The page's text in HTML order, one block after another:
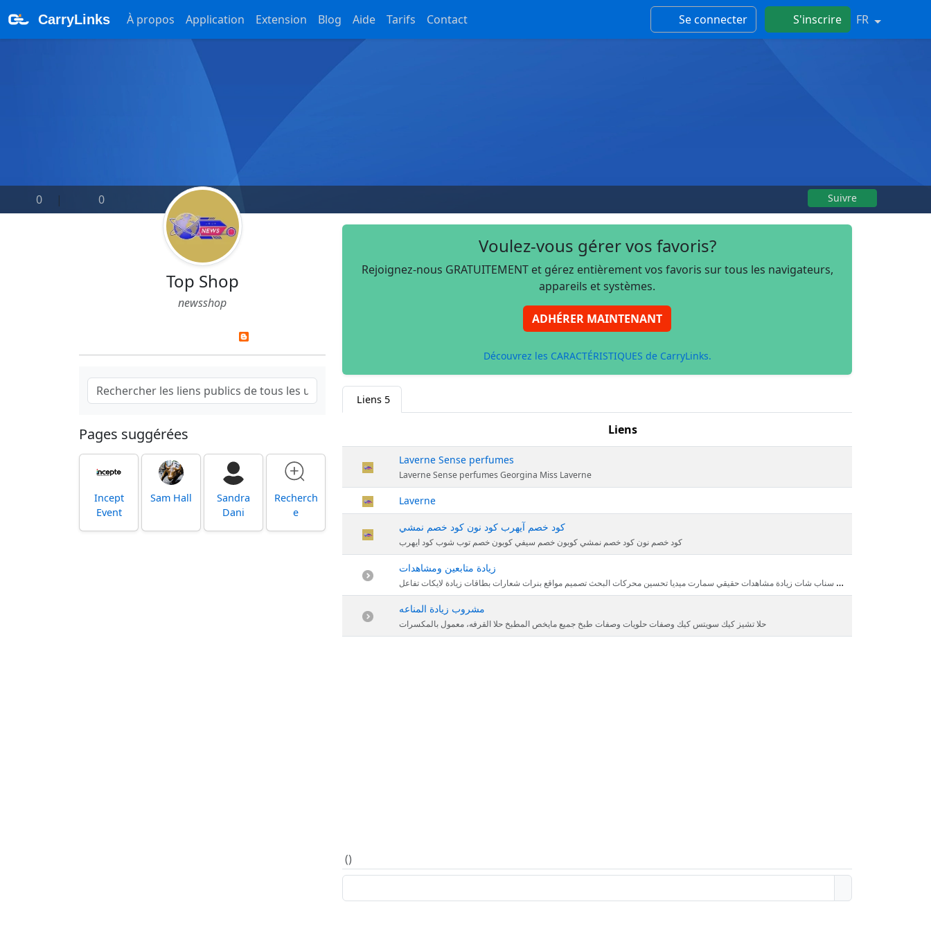
CarryLinks À propos Application Extension Blog Aide Tarifs Contact Se connecter S'inscrire FR
0 | 0 Suivre
Top Shop
newsshop
Pages suggérées
Incept
Event
Sam Hall
Sandra
Dani
Recherch
e
Voulez-vous gérer vos favoris?
Rejoignez-nous GRATUITEMENT et gérez entièrement vos favoris sur tous les navigateurs,
appareils et systèmes.
ADHÉRER MAINTENANT
Découvrez les CARACTÉRISTIQUES de CarryLinks.
Liens 5
Liens
Laverne Sense perfumes
Laverne Sense perfumes Georgina Miss Laverne
Laverne
كود خصم آيهرب كود نون كود خصم نمشي
كود خصم نون كود خصم نمشي كوبون خصم سيفي كوبون خصم توب شوب كود ايهرب
زيادة متابعين ومشاهدات
زيادة متابعين تيك توك أنستغرام فيس بوك يوتيوب سناب شات زيادة مشاهدات حقيقي سمارت ميديا تحسين محركات البحث تصميم مواقع بنرات شعارات بطاقات زيادة لايكات تفاعل
مشروب زيادة المناعه
حلا تشيز كيك سويتس كيك وصفات حلويات وصفات طبخ جميع مايخص المطبخ حلا القرفه، معمول بالمكسرات
()